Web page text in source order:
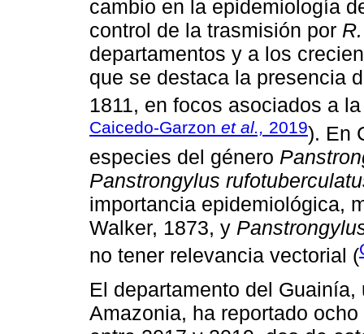
cambio en la epidemiología
control de la trasmisión por
departamentos y a los
que se destaca la presencia
1811, en focos asociados a
Caicedo-Garzon et al., 2019). En
especies del género
Panstrongylus
importancia epidemiológica,
Walker, 1873, y
no tener relevancia vectorial (
El departamento del
Amazonia, ha reportado